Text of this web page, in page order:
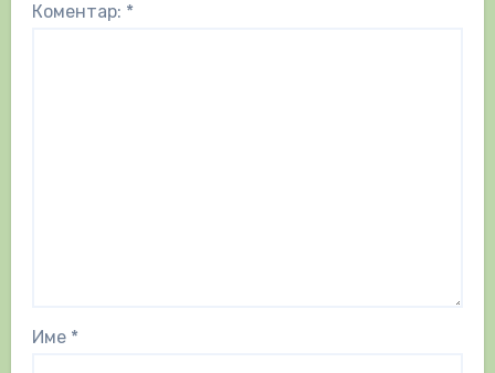
Коментар: *
Име *